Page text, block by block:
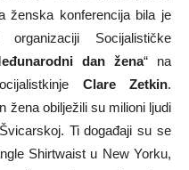
ženska konferencija bila je
Socijalističke
dan žena“ na
Clare Zetkin.
žena obilježili su milioni ljudi
Ti događaji su se
Shirtwaist u New Yorku,